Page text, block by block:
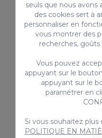
Aquarius 18
L'appartement
personnes à Gran
2
Depuis
seuls que nous avons
des cookies sert à
personnaliser en
vous montrer des
recherches,
Vous pouvez
appuyant sur le
appuyant sur le
paramétrer en
Si vous souhaitez
POLITIQUE EN